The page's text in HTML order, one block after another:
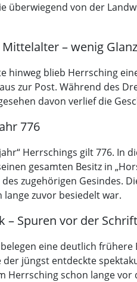
überwiegend von der
– wenig
hinweg blieb Herrsching
zur Post. Während des
davon verlief die
776
Herrschings gilt 776. In
gesamten Besitz in
zugehörigen Gesindes.
lange zuvor besiedelt war.
– Spuren vor der Schrift
eine deutlich
jüngst entdeckte
Herrsching schon lange